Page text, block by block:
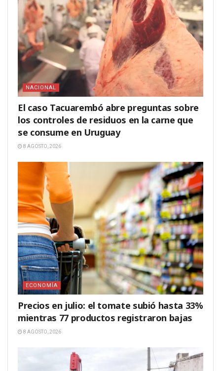
NACIONAL
El caso Tacuarembó abre preguntas sobre
los controles de residuos en la carne que
se consume en Uruguay
8 AGOSTO, 2026
ECONOMÍA
Precios en julio: el tomate subió hasta 33%
mientras 77 productos registraron bajas
8 AGOSTO, 2026